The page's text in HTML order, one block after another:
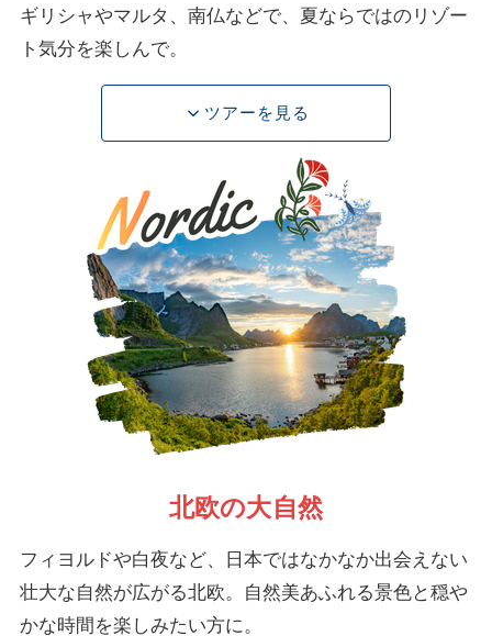
ギリシャやマルタ、南仏などで、夏ならではのリゾー
ト気分を楽しんで。
ツアーを見る
北欧の大自然
フィヨルドや白夜など、日本ではなかなか出会えない
壮大な自然が広がる北欧。自然美あふれる景色と穏や
かな時間を楽しみたい方に。